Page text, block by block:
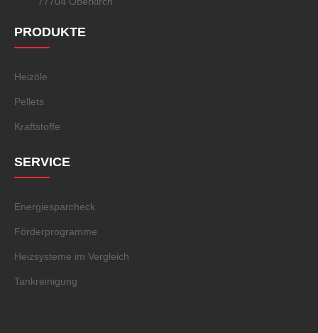
PRODUKTE
Heizöle
Pellets
Kraftstoffe
SERVICE
Energiesparcheck
Förderprogramme
Heizsysteme im Vergleich
Tankreinigung